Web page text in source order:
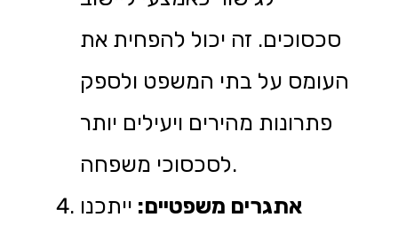
סכסוכים. זה יכול להפחית את
העומס על בתי המשפט ולספק
פתרונות מהירים ויעילים יותר
לסכסוכי משפחה.
אתגרים משפטיים: ייתכנו